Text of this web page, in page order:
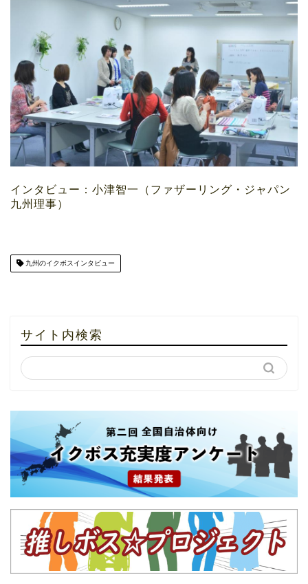
インタビュー：小津智一（ファザーリング・ジャパン
九州理事）
九州のイクボスインタビュー
サイト内検索